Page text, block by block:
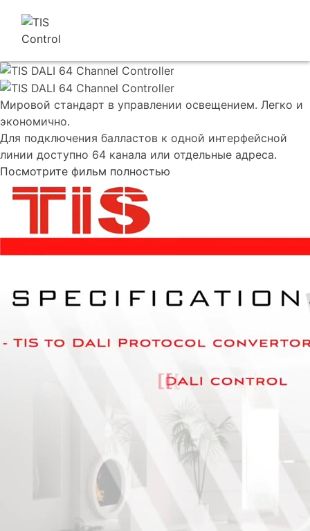
Мировой стандарт в управлении освещением. Легко и
экономично.
Для подключения балластов к одной интерфейсной
линии доступно 64 канала или отдельные адреса.
Посмотрите фильм полностью